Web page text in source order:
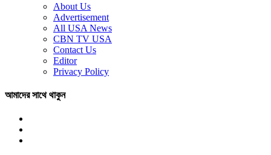
About Us
Advertisement
All USA News
CBN TV USA
Contact Us
Editor
Privacy Policy
আমাদের সাথে থাকুন